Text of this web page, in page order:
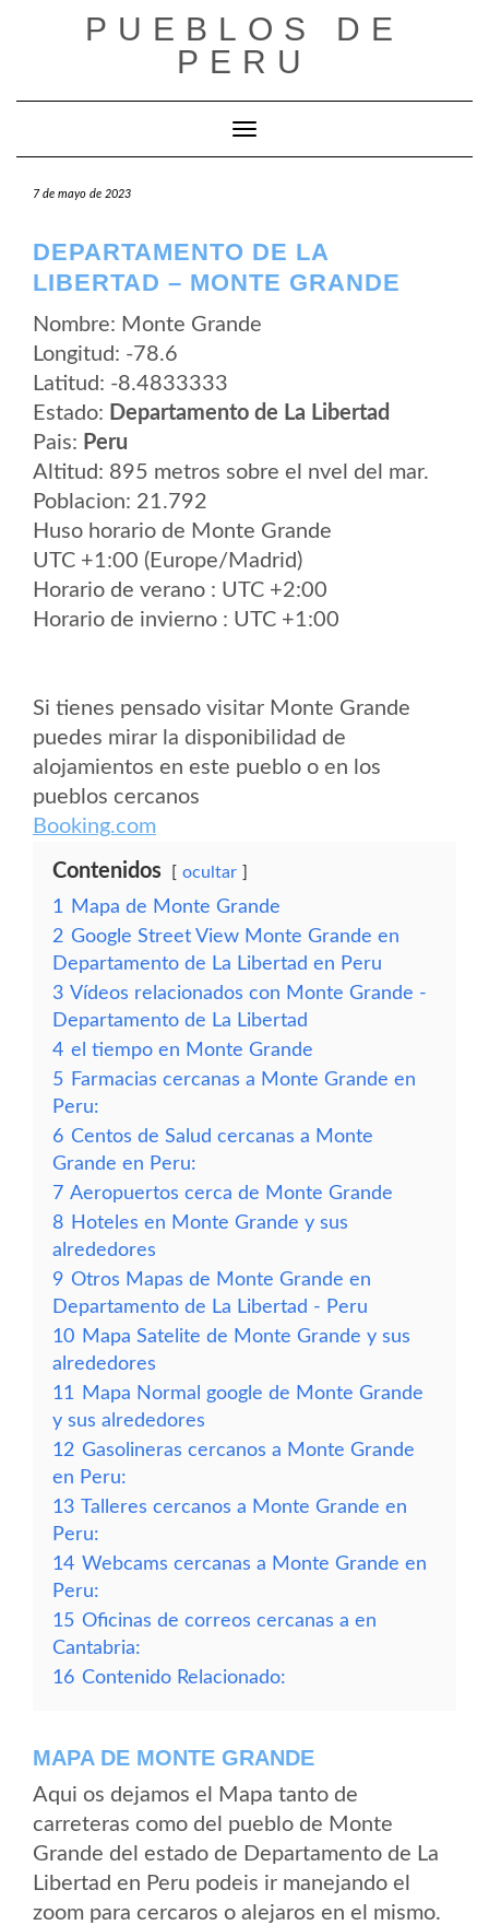
PUEBLOS DE
PERU
Cambiar modo de navegación
7 de mayo de 2023
DEPARTAMENTO DE LA
LIBERTAD – MONTE GRANDE
Nombre: Monte Grande
Longitud: -78.6
Latitud: -8.4833333
Estado: Departamento de La Libertad
Pais: Peru
Altitud: 895 metros sobre el nvel del mar.
Poblacion: 21.792
Huso horario de Monte Grande
UTC +1:00 (Europe/Madrid)
Horario de verano : UTC +2:00
Horario de invierno : UTC +1:00
Si tienes pensado visitar Monte Grande
puedes mirar la disponibilidad de
alojamientos en este pueblo o en los
pueblos cercanos
Booking.com
Contenidos ocultar
1
Mapa de Monte Grande
2 Google Street View Monte Grande en
Departamento de La Libertad en Peru
3 Vídeos relacionados con Monte Grande -
Departamento de La Libertad
4 el tiempo en Monte Grande
5 Farmacias cercanas a Monte Grande en
Peru:
6 Centos de Salud cercanas a Monte
Grande en Peru:
7 Aeropuertos cerca de Monte Grande
8 Hoteles en Monte Grande y sus
alrededores
9 Otros Mapas de Monte Grande en
Departamento de La Libertad - Peru
10 Mapa Satelite de Monte Grande y sus
alrededores
11
Mapa Normal google de Monte Grande
y sus alrededores
12 Gasolineras cercanos a Monte Grande
en Peru:
13 Talleres cercanos a Monte Grande en
Peru:
14 Webcams cercanas a Monte Grande en
Peru:
15 Oficinas de correos cercanas a en
Cantabria:
16 Contenido Relacionado:
MAPA DE MONTE GRANDE
Aqui os dejamos el Mapa tanto de
carreteras como del pueblo de Monte
Grande del estado de Departamento de La
Libertad en Peru podeis ir manejando el
zoom para cercaros o alejaros en el mismo.